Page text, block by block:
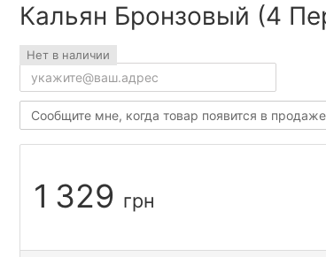
Кальян Бронзовый (4
Нет в наличии
Сообщите мне, когда товар появится в продаже
1 329 грн